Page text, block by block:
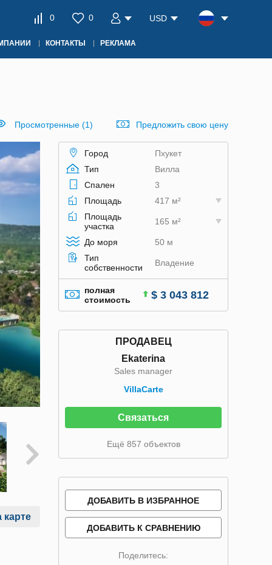
0 0 USD
КОНТАКТЫ РЕКЛАМА
Просмотренные (1) Предложить свою цену
карте
Город
Пхукет
Тип
Вилла
Спален
3
Площадь
417 м²
Площадь
участка
165 м²
До моря
50 м
Тип
собственности
Владение
полная
стоимость
$ 3 043 812
ПРОДАВЕЦ
Ekaterina
Sales manager
VillaСarte
Связаться
Ещё 857 объектов
ДОБАВИТЬ В ИЗБРАННОЕ
ДОБАВИТЬ К СРАВНЕНИЮ
Поделитесь: